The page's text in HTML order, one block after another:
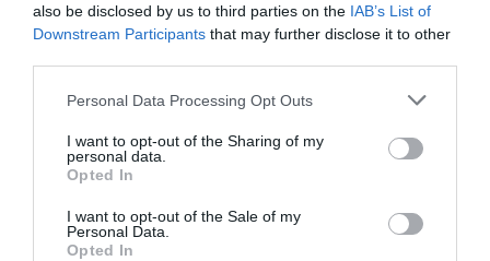
also be disclosed by us to third parties on the IAB’s List of
Downstream Participants that may further disclose it to other
Personal Data Processing Opt Outs
I want to opt-out of the Sharing of my
personal data.
Opted In
I want to opt-out of the Sale of my
Personal Data.
Opted In
Flagoo a commenté :
14 juillet 2013 - 12 h 37 min
qu’il faut ce sont des systèmes fiables, sécurisés et
les systèmes du contrôle aérien français sont ancrés dans
les années 1990 et il est grand temps de les moderniser, ne
serait-ce que pour faire face aux exigences européennes.
Mais la Commission, dans le même temps veut réduire les
redevances donc les capacités d’investissements des
prestataires…